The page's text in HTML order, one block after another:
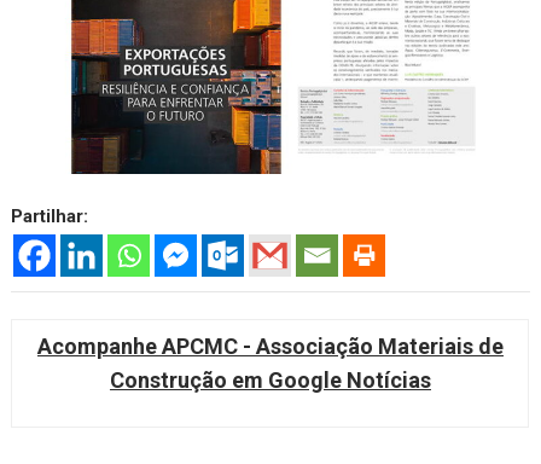
Partilhar:
Acompanhe APCMC - Associação Materiais de
Construção em Google Notícias